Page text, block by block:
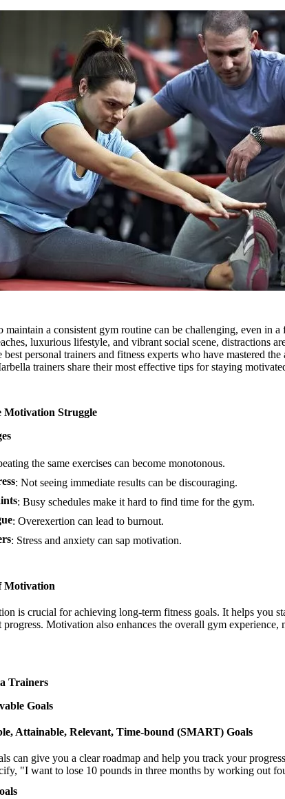
maintain a consistent gym routine can be challenging, even in
luxurious lifestyle, and vibrant social scene, distractions
best personal trainers and fitness experts who have mastered
trainers share their most effective tips for staying
Motivation Struggle
the same exercises can become monotonous.
: Not seeing immediate results can be discouraging.
: Busy schedules make it hard to find time for the gym.
: Overexertion can lead to burnout.
: Stress and anxiety can sap motivation.
Motivation
is crucial for achieving long-term fitness goals. It helps you
progress. Motivation also enhances the overall gym
Trainers
Goals
Attainable, Relevant, Time-bound (SMART) Goals
can give you a clear roadmap and help you track your
"I want to lose 10 pounds in three months by working out